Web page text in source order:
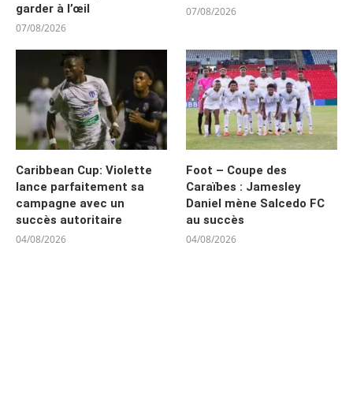
garder à l’œil
07/08/2026
07/08/2026
Caribbean Cup: Violette
lance parfaitement sa
campagne avec un
succès autoritaire
04/08/2026
Foot – Coupe des
Caraïbes : Jamesley
Daniel mène Salcedo FC
au succès
04/08/2026